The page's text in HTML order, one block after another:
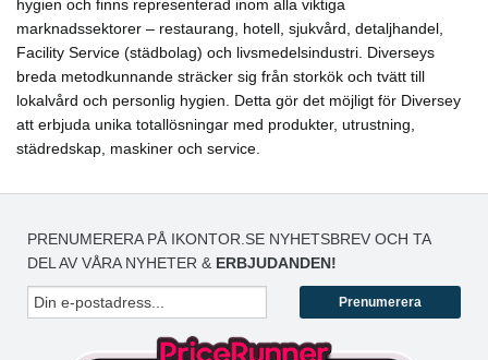
hygien och finns representerad inom alla viktiga
marknadssektorer – restaurang, hotell, sjukvård, detaljhandel,
Facility Service (städbolag) och livsmedelsindustri. Diverseys
breda metodkunnande sträcker sig från storkök och tvätt till
lokalvård och personlig hygien. Detta gör det möjligt för Diversey
att erbjuda unika totallösningar med produkter, utrustning,
städredskap, maskiner och service.
PRENUMERERA PÅ IKONTOR.SE NYHETSBREV OCH TA
DEL AV VÅRA NYHETER & ERBJUDANDEN!
Prenumerera